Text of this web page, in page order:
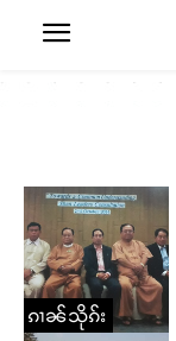
ၵၢၼ်သိုၵ်း